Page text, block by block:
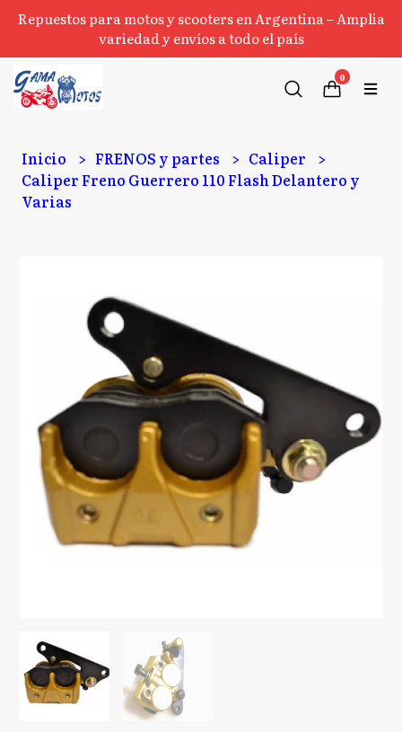
Repuestos para motos y scooters en Argentina – Amplia
variedad y envíos a todo el país
0
Inicio FRENOS y partes
Caliper
Caliper Freno Guerrero 110 Flash Delantero y
Varias